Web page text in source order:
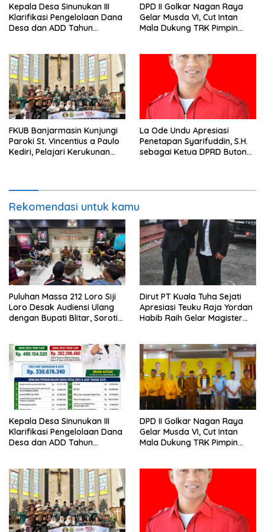
Kepala Desa Sinunukan III
Klarifikasi Pengelolaan Dana
Desa dan ADD Tahun
DPD II Golkar Nagan Raya
Gelar Musda VI, Cut Intan
Mala Dukung TRK Pimpin
FKUB Banjarmasin Kunjungi
Paroki St. Vincentius a Paulo
Kediri, Pelajari Kerukunan
La Ode Undu Apresiasi
Penetapan Syarifuddin, S.H.
sebagai Ketua DPRD Buton
Rekomendasi untuk kamu
Puluhan Massa 212 Loro Siji
Loro Desak Audiensi Ulang
dengan Bupati Blitar, Soroti
Dirut PT Kuala Tuha Sejati
Apresiasi Teuku Raja Yordan
Habib Raih Gelar Magister
Kepala Desa Sinunukan III
Klarifikasi Pengelolaan Dana
Desa dan ADD Tahun
DPD II Golkar Nagan Raya
Gelar Musda VI, Cut Intan
Mala Dukung TRK Pimpin